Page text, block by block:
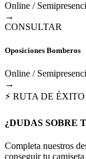
Online /
→
CONSULTAR
Oposiciones Bomberos
Online /
→
⚡ RUTA DE
¿DUDAS SOBRE
Completa nuestros
conseguir tu